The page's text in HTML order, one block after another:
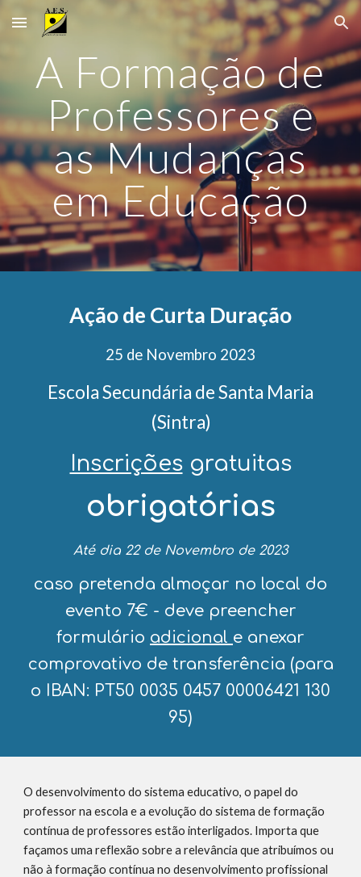
Skip to main content Skip to navigation
A Formação de
Professores e
as Mudanças
em Educação
Ação de Curta Duração
25 de Novembro 2023
Escola Secundária de Santa Maria
(Sintra)
Inscriçõesgratuitas
obrigatórias
Até dia 22 de Novembro de 2023
caso pretenda almoçar no local do
evento 7€ - deve preencher
formulário adicional e anexar
comprovativo de transferência (para
o IBAN: PT50 0035 0457 00006421 130
95)
O desenvolvimento do sistema educativo, o papel do
professor na escola e a evolução do sistema de formação
contínua de professores estão interligados. Importa que
façamos uma reflexão sobre a relevância que atribuímos ou
não à formação contínua no desenvolvimento profissional